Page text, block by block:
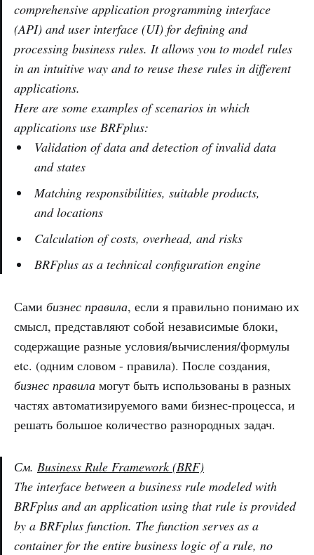
comprehensive application programming interface
(API) and user interface (UI) for defining and
processing business rules. It allows you to model rules
in an intuitive way and to reuse these rules in different
applications.
Here are some examples of scenarios in which
applications use BRFplus:
Validation of data and detection of invalid data
and states
Matching responsibilities, suitable products,
and locations
Calculation of costs, overhead, and risks
BRFplus as a technical configuration engine
Сами бизнес правила, если я правильно понимаю их
смысл, представляют собой независимые блоки,
содержащие разные условия/вычисления/формулы
etc. (одним словом - правила). После создания,
бизнес правила могут быть использованы в разных
частях автоматизируемого вами бизнес-процесса, и
решать большое количество разнородных задач.
См. Business Rule Framework (BRF)
The interface between a business rule modeled with
BRFplus and an application using that rule is provided
by a BRFplus function. The function serves as a
container for the entire business logic of a rule, no